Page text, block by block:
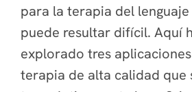
para la terapia del
puede resultar difícil. Aquí
explorado tres
terapia de alta calidad que